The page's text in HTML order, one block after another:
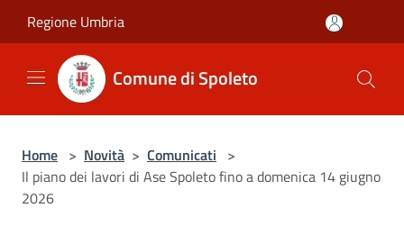
Regione Umbria
Comune di Spoleto
Home > Novità > Comunicati >
Il piano dei lavori di Ase Spoleto fino a domenica 14 giugno
2026